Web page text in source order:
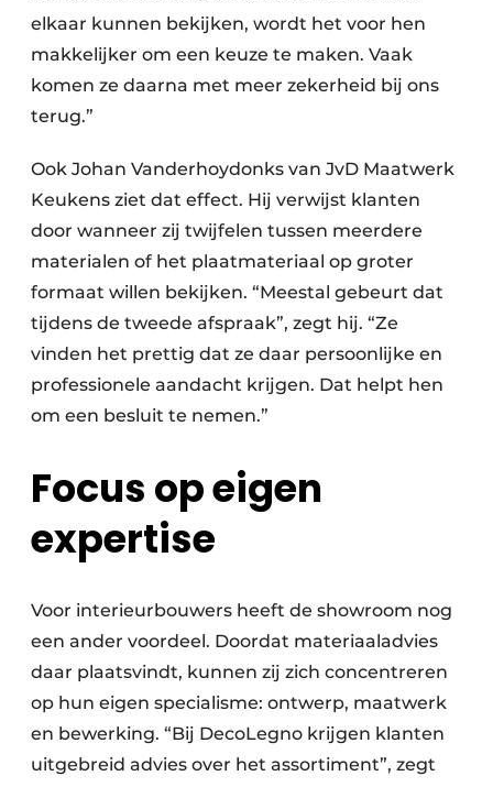
elkaar kunnen bekijken, wordt het voor hen
makkelijker om een keuze te maken. Vaak
komen ze daarna met meer zekerheid bij ons
terug.”
Ook Johan Vanderhoydonks van JvD Maatwerk
Keukens ziet dat effect. Hij verwijst klanten
door wanneer zij twijfelen tussen meerdere
materialen of het plaatmateriaal op groter
formaat willen bekijken. “Meestal gebeurt dat
tijdens de tweede afspraak”, zegt hij. “Ze
vinden het prettig dat ze daar persoonlijke en
professionele aandacht krijgen. Dat helpt hen
om een besluit te nemen.”
Focus op eigen
expertise
Voor interieurbouwers heeft de showroom nog
een ander voordeel. Doordat materiaaladvies
daar plaatsvindt, kunnen zij zich concentreren
op hun eigen specialisme: ontwerp, maatwerk
en bewerking. “Bij DecoLegno krijgen klanten
uitgebreid advies over het assortiment”, zegt